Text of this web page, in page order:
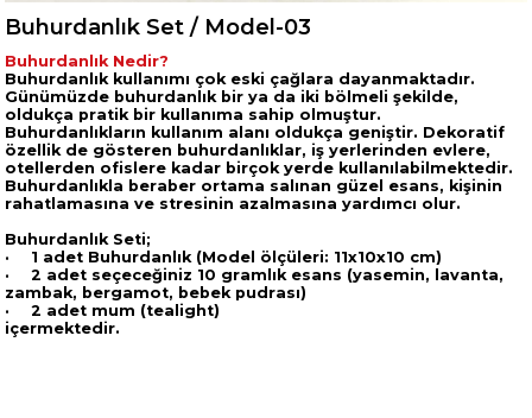
Buhurdanlık Set / Model-03
Buhurdanlık Nedir?
Buhurdanlık kullanımı çok eski çağlara dayanmaktadır.
Günümüzde buhurdanlık bir ya da iki bölmeli şekilde,
oldukça pratik bir kullanıma sahip olmuştur.
Buhurdanlıkların kullanım alanı oldukça geniştir. Dekoratif
özellik de gösteren buhurdanlıklar, iş yerlerinden evlere,
otellerden ofislere kadar birçok yerde kullanılabilmektedir.
Buhurdanlıkla beraber ortama salınan güzel esans, kişinin
rahatlamasına ve stresinin azalmasına yardımcı olur.
Buhurdanlık Seti;
·
1 adet Buhurdanlık (Model ölçüleri: 11x10x10 cm)
·
2 adet seçeceğiniz 10 gramlık esans (yasemin, lavanta,
zambak, bergamot, bebek pudrası)
·
2 adet mum (tealight)
içermektedir.